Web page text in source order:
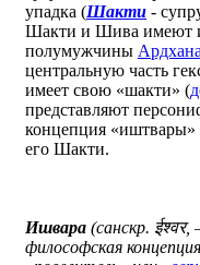
упадка (Шакти -
Шакти и Шива имеют
полумужчины
центральную часть
имеет свою «шакти» (
представляют
концепция «иштвары»
его Шакти.
Ишвара (санскр. ईश्वर,
философская